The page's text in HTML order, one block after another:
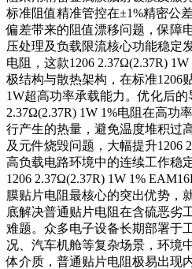
标准阻值精准管控在±1%精密公
偏差带来的阻值漂移问题，保障
压处理及负载限流核心功能稳定
电阻，这款1206 2.37Ω(2.37R)
极结构与散热架构，在标准1206
1W超高功率承载能力。优化后
2.37Ω(2.37R) 1W 1%电阻在高功
行产生的热量，避免温度堆积过
及元件烧毁问题，大幅提升1206
高负载电路环境中的连续工作稳
1206 2.37Ω(2.37R) 1W 1%
膜贴片电阻最核心的突出优势，
底解决普通贴片电阻在含硫恶劣
难题。众多电子设备长期部署于
况、汽车机舱等复杂场景，环境
体介质，普通贴片电阻极易出现